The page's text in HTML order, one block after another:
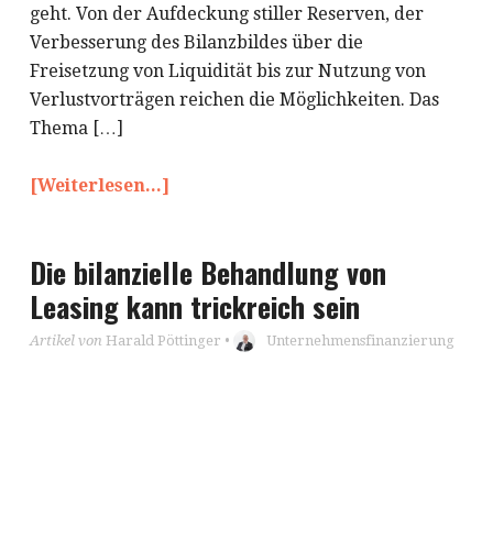
geht. Von der Aufdeckung stiller Reserven, der
Verbesserung des Bilanzbildes über die
Freisetzung von Liquidität bis zur Nutzung von
Verlustvorträgen reichen die Möglichkeiten. Das
Thema […]
[Weiterlesen...]
Die bilanzielle Behandlung von
Leasing kann trickreich sein
Artikel von Harald Pöttinger • Unternehmensfinanzierung